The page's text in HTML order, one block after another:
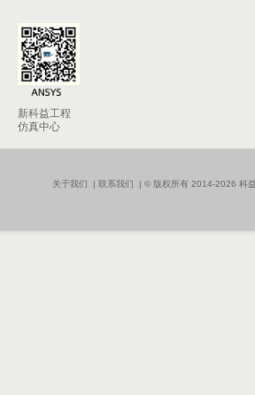
新科益工程
仿真中心
关于我们 | 联系我们 | © 版权所有 2014-2026 科